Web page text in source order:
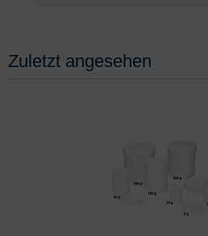
Zuletzt angesehen